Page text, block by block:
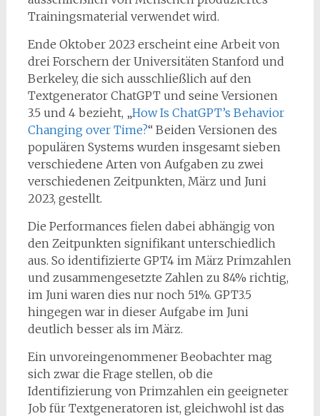
Trainingsmaterial verwendet wird.
Ende Oktober 2023 erscheint eine Arbeit von
drei Forschern der Universitäten Stanford und
Berkeley, die sich ausschließlich auf den
Textgenerator ChatGPT und seine Versionen
3.5 und 4 bezieht, „How Is ChatGPT’s Behavior
Changing over Time?“ Beiden Versionen des
populären Systems wurden insgesamt sieben
verschiedene Arten von Aufgaben zu zwei
verschiedenen Zeitpunkten, März und Juni
2023, gestellt.
Die Performances fielen dabei abhängig von
den Zeitpunkten signifikant unterschiedlich
aus. So identifizierte GPT4 im März Primzahlen
und zusammengesetzte Zahlen zu 84% richtig,
im Juni waren dies nur noch 51%. GPT3.5
hingegen war in dieser Aufgabe im Juni
deutlich besser als im März.
Ein unvoreingenommener Beobachter mag
sich zwar die Frage stellen, ob die
Identifizierung von Primzahlen ein geeigneter
Job für Textgeneratoren ist, gleichwohl ist das